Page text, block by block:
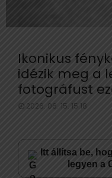
Ikonikus
idézik meg a
fotográfust
2026. 06. 15. 15:18
Itt állítsa be,
legyen a